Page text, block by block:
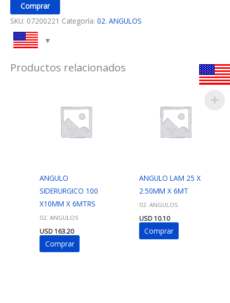
Comprar
SKU: 07200221 Categoría: 02. ANGULOS
Productos relacionados
ANGULO
SIDERURGICO 100
X10MM X 6MTRS
02. ANGULOS
USD163.20
Comprar
ANGULO LAM 25 X
2.50MM X 6MT
02. ANGULOS
USD10.10
Comprar